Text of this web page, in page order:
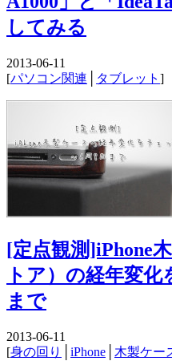
してみる
2013-06-11
[パソコン関連 タブレット ]
[定点観測]iPhone
トア）の経年変化
まで
2013-06-11
[身の回り iPhone 木製ケー